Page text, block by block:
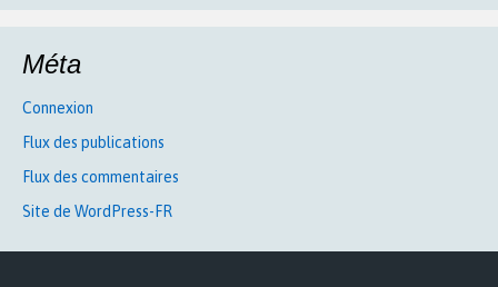
Méta
Connexion
Flux des publications
Flux des commentaires
Site de WordPress-FR